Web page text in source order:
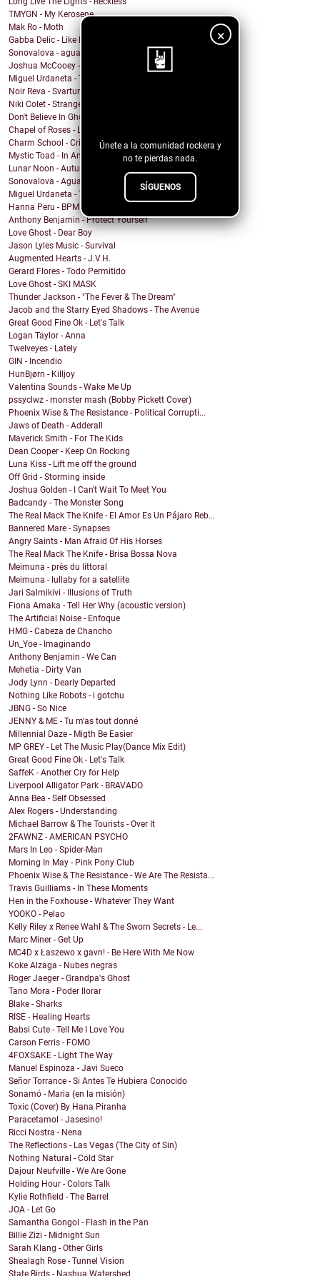
×
Únete a la comunidad rockera y
no te pierdas nada.
SÍGUENOS
TMYGN - My Kerosene
Mak Ro - Moth
Gabba Delic - Like Lovers Do
Sonovalova - agua fría
Joshua McCooey - Hall Of Shame
Miguel Urdaneta - Te Sigo Pensando
Noir Reva - Svartur
Niki Colet - Strange Dreams
Don't Believe In Ghosts - Brooklyn Baby
Chapel of Roses - Lose Control
Charm School - Crime Time
Mystic Toad - In Another World
Lunar Noon - Autumn Passing
Sonovalova - Agua Fría
Miguel Urdaneta - Te Sigo Pensando
Hanna Peru - BPM
Anthony Benjamin - Protect Yourself
Love Ghost - Dear Boy
Jason Lyles Music - Survival
Augmented Hearts - J.V.H.
Gerard Flores - Todo Permitido
Love Ghost - SKI MASK
Thunder Jackson - "The Fever & The Dream"
Jacob and the Starry Eyed Shadows - The Avenue
Great Good Fine Ok - Let's Talk
Logan Taylor - Anna
Twelveyes - Lately
GIN - Incendio
HunBjørn - Killjoy
Valentina Sounds - Wake Me Up
pssyclwz - monster mash (Bobby Pickett Cover)
Phoenix Wise & The Resistance - Political Corrupti...
Jaws of Death - Adderall
Maverick Smith - For The Kids
Dean Cooper - Keep On Rocking
Luna Kiss - Lift me off the ground
Off Grid - Storming inside
Joshua Golden - I Can't Wait To Meet You
Badcandy - The Monster Song
The Real Mack The Knife - El Amor Es Un Pájaro Reb...
Bannered Mare - Synapses
Angry Saints - Man Afraid Of His Horses
The Real Mack The Knife - Brisa Bossa Nova
Meimuna - près du littoral
Meimuna - lullaby for a satellite
Jari Salmikivi - Illusions of Truth
Fiona Amaka - Tell Her Why (acoustic version)
The Artificial Noise - Enfoque
HMG - Cabeza de Chancho
Un_Yoe - Imaginando
Anthony Benjamin - We Can
Mehetia - Dirty Van
Jody Lynn - Dearly Departed
Nothing Like Robots - i gotchu
JBNG - So Nice
JENNY & ME - Tu m'as tout donné
Millennial Daze - Migth Be Easier
MP GREY - Let The Music Play(Dance Mix Edit)
Great Good Fine Ok - Let's Talk
SaffeK - Another Cry for Help
Liverpool Alligator Park - BRAVADO
Anna Bea - Self Obsessed
Alex Rogers - Understanding
Michael Barrow & The Tourists - Over It
2FAWNZ - AMERICAN PSYCHO
Mars In Leo - Spider-Man
Morning In May - Pink Pony Club
Phoenix Wise & The Resistance - We Are The Resista...
Travis Guilliams - In These Moments
Hen in the Foxhouse - Whatever They Want
YOOKO - Pelao
Kelly Riley x Renee Wahl & The Sworn Secrets - Le...
Marc Miner - Get Up
MC4D x Łaszewo x gavn! - Be Here With Me Now
Koke Alzaga - Nubes negras
Roger Jaeger - Grandpa's Ghost
Tano Mora - Poder llorar
Blake - Sharks
RISE - Healing Hearts
Babsi Cute - Tell Me I Love You
Carson Ferris - FOMO
4FOXSAKE - Light The Way
Manuel Espinoza - Javi Sueco
Señor Torrance - Si Antes Te Hubiera Conocido
Sonamó - Maria (en la misión)
Toxic (Cover) By Hana Piranha
Paracetamol - Jasesino!
Ricci Nostra - Nena
The Reflections - Las Vegas (The City of Sin)
Nothing Natural - Cold Star
Dajour Neufville - We Are Gone
Holding Hour - Colors Talk
Kylie Rothfield - The Barrel
JOA - Let Go
Samantha Gongol - Flash in the Pan
Billie Zizi - Midnight Sun
Sarah Klang - Other Girls
Shealagh Rose - Tunnel Vision